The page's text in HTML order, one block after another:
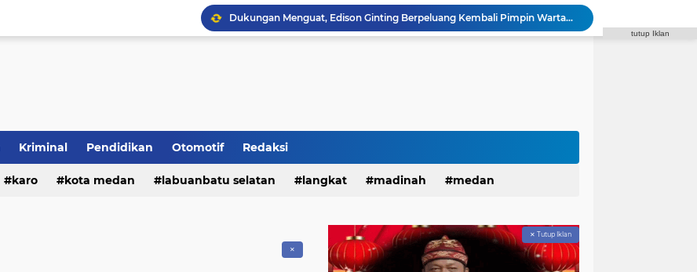
Sahur On The Road, Wujud Kepedulian Personel Batalyon A Pelopor Satuan Brimob Polda Sumut di Dini Hari Ramadhan
Polda Sumut Tambah 10 Orang Diamankan, Total 17 Terkait Tambang Ilegal di Perbatasan Tapsel–Madina
Polantas Menyapa, Sat Lantas Polrestabes Medan Berikan Layanan Humanis untuk Pendaftaran Pemohon SIM
Polres Tanah Karo Gelar Patroli Malam Antisipasi Gangguan Kamtibmas
Kriminal Pendidikan Otomotif Redaksi
karo kota medan labuanbatu selatan langkat madinah medan
✕
✕ Tutup Iklan
tutup Iklan